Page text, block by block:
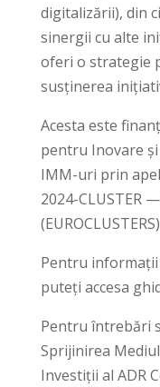
digitalizării), din
sinergii cu alte
oferi o strategie
susținerea
Acesta este
pentru Inovare
IMM-uri prin
2024-CLUSTER
Pentru
puteți accesa
Pentru întrebări
Sprijinirea
Investiții al ADR